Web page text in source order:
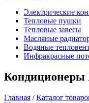
Электрические
Тепловые пушки
Тепловые завесы
Масляные
Водяные
Инфракрасные
Кондиционеры
Главная /Каталог